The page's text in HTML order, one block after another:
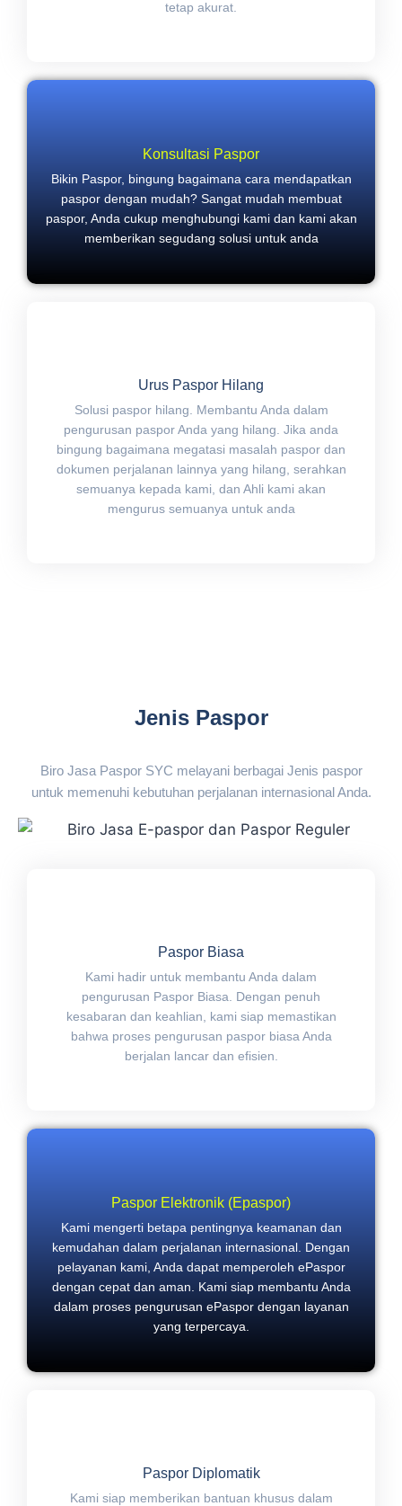
tetap akurat.
Konsultasi Paspor
Bikin Paspor, bingung bagaimana cara mendapatkan
paspor dengan mudah? Sangat mudah membuat
paspor, Anda cukup menghubungi kami dan kami akan
memberikan segudang solusi untuk anda
Urus Paspor Hilang
Solusi paspor hilang. Membantu Anda dalam
pengurusan paspor Anda yang hilang. Jika anda
bingung bagaimana megatasi masalah paspor dan
dokumen perjalanan lainnya yang hilang, serahkan
semuanya kepada kami, dan Ahli kami akan
mengurus semuanya untuk anda
Jenis Paspor
Biro Jasa Paspor SYC melayani berbagai Jenis paspor
untuk memenuhi kebutuhan perjalanan internasional Anda.
Paspor Biasa
Kami hadir untuk membantu Anda dalam
pengurusan Paspor Biasa. Dengan penuh
kesabaran dan keahlian, kami siap memastikan
bahwa proses pengurusan paspor biasa Anda
berjalan lancar dan efisien.
Paspor Elektronik (Epaspor)
Kami mengerti betapa pentingnya keamanan dan
kemudahan dalam perjalanan internasional. Dengan
pelayanan kami, Anda dapat memperoleh ePaspor
dengan cepat dan aman. Kami siap membantu Anda
dalam proses pengurusan ePaspor dengan layanan
yang terpercaya.
Paspor Diplomatik
Kami siap memberikan bantuan khusus dalam